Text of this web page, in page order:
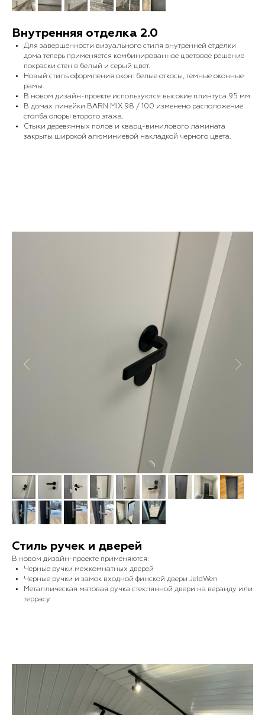
Внутренняя отделка 2.0
Для завершенности визуального стиля внутренней отделки
дома теперь применяется комбинированное цветовое решение
покраски стен в белый и серый цвет.
Новый стиль оформления окон: белые откосы, темные оконные
рамы.
В новом дизайн-проекте используются высокие плинтуса 95 мм.
В домах линейки BARN MIX 98 / 100 изменено расположение
столба опоры второго этажа.
Стыки деревянных полов и кварц-винилового ламината
закрыты широкой алюминиевой накладкой черного цвета.
Стиль ручек и дверей
В новом дизайн-проекте применяются:
Черные ручки межкомнатных дверей
Черные ручки и замок входной финской двери JeldWen
Металлическая матовая ручка стеклянной двери на веранду или
террасу